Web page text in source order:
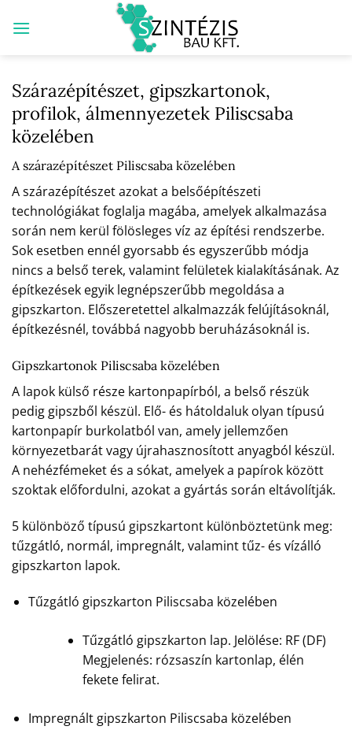
Szárazépítészet, gipszkartonok,
profilok, álmennyezetek Piliscsaba
közelében
A szárazépítészet Piliscsaba közelében
A szárazépítészet azokat a belsőépítészeti
technológiákat foglalja magába, amelyek alkalmazása
során nem kerül fölösleges víz az építési rendszerbe.
Sok esetben ennél gyorsabb és egyszerűbb módja
nincs a belső terek, valamint felületek kialakításának. Az
építkezések egyik legnépszerűbb megoldása a
gipszkarton. Előszeretettel alkalmazzák felújításoknál,
építkezésnél, továbbá nagyobb beruházásoknál is.
Gipszkartonok Piliscsaba közelében
A lapok külső része kartonpapírból, a belső részük
pedig gipszből készül. Elő- és hátoldaluk olyan típusú
kartonpapír burkolatból van, amely jellemzően
környezetbarát vagy újrahasznosított anyagból készül.
A nehézfémeket és a sókat, amelyek a papírok között
szoktak előfordulni, azokat a gyártás során eltávolítják.
5 különböző típusú gipszkartont különböztetünk meg:
tűzgátló, normál, impregnált, valamint tűz- és vízálló
gipszkarton lapok.
Tűzgátló gipszkarton Piliscsaba közelében
Tűzgátló gipszkarton lap. Jelölése: RF (DF)
Megjelenés: rózsaszín kartonlap, élén
fekete felirat.
Impregnált gipszkarton Piliscsaba közelében